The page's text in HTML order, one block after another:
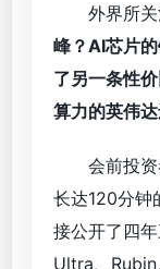
外界所关
峰？AI芯片
了另一条性
算力的英伟
会前投
长达120分钟
接公开了四
Ultra、